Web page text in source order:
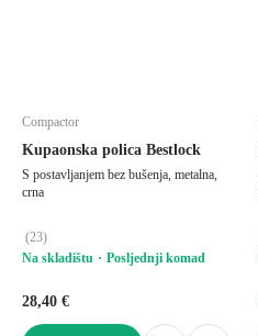
Compactor
Kupaonska polica Bestlock
S postavljanjem bez bušenja, metalna,
crna
(23)
Na skladištu
Posljednji komad
28,40 €